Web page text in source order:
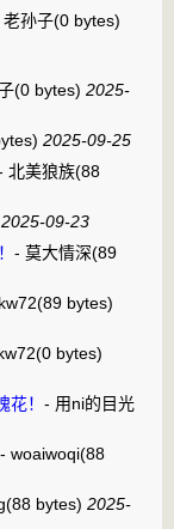
老孙子(0 bytes)
(0 bytes) 2025-
2025-09-25
北美狼族(88
2025-09-23
- 莫大情深(89
kw72(89 bytes)
(0 bytes)
！ - 用ni的目光
- woaiwoqi(88
(88 bytes) 2025-